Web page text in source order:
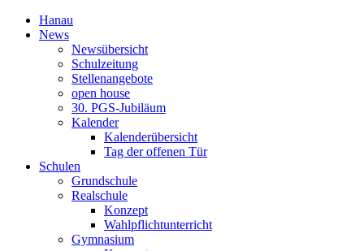
Hanau
News
Newsübersicht
Schulzeitung
Stellenangebote
open house
30. PGS-Jubiläum
Kalender
Kalenderübersicht
Tag der offenen Tür
Schulen
Grundschule
Realschule
Konzept
Wahlpflichtunterricht
Gymnasium